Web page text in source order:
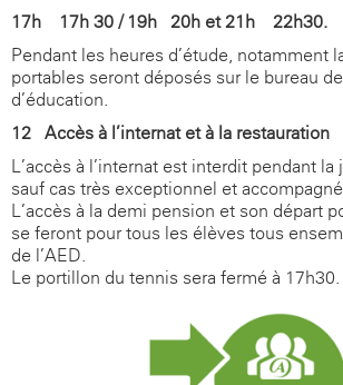
17h – 17h 30 / 19h - 20h et 21h – 22h30.
Pendant les heures d’étude, notamment
portables seront déposés sur le bureau
d’éducation.
12 - Accès à l’internat et à la restauration
L’accès à l’internat est interdit pendant la
sauf cas très exceptionnel et accompagné
L’accès à la demi-pension et son départ
se feront pour tous les élèves tous
de l’AED.
Le portillon du tennis sera fermé à 17h30.